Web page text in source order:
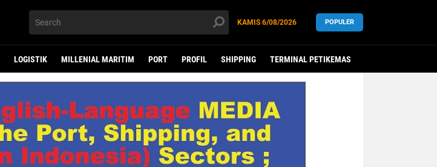
KAMIS 6/08/2026 POPULER
LOGISTIK MILLENIAL MARITIM PORT PROFIL SHIPPING TERMINAL PETIKEMAS